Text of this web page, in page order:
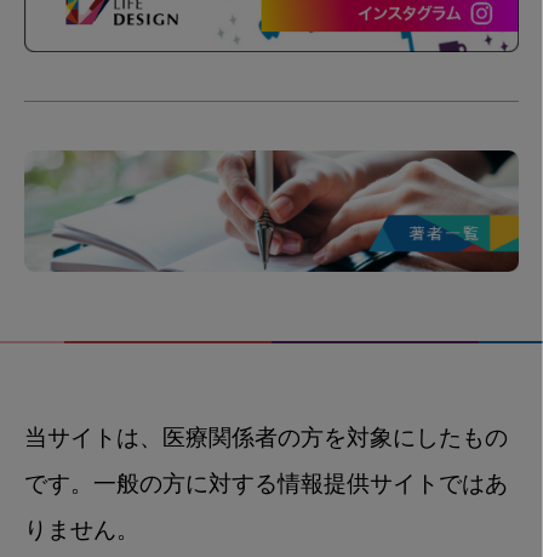
当サイトは、医療関係者の方を対象にしたもの
です。一般の方に対する情報提供サイトではあ
りません。